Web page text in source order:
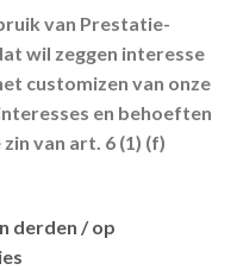
van Prestatie-
wil zeggen interesse
customizen van onze
en behoeften
van art. 6 (1) (f)
derden / op